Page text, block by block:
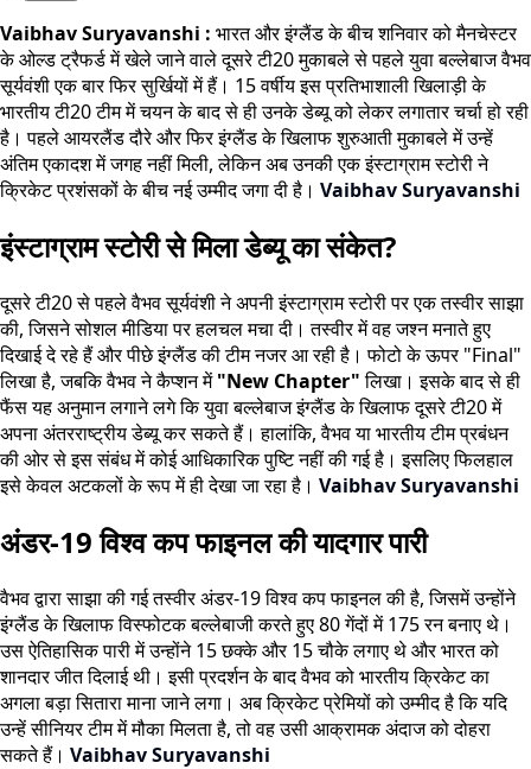
Vaibhav Suryavanshi : भारत और इंग्लैंड के बीच शनिवार को मैनचेस्टर
के ओल्ड ट्रैफर्ड में खेले जाने वाले दूसरे टी20 मुकाबले से पहले युवा बल्लेबाज वैभव
सूर्यवंशी एक बार फिर सुर्खियों में हैं। 15 वर्षीय इस प्रतिभाशाली खिलाड़ी के
भारतीय टी20 टीम में चयन के बाद से ही उनके डेब्यू को लेकर लगातार चर्चा हो रही
है। पहले आयरलैंड दौरे और फिर इंग्लैंड के खिलाफ शुरुआती मुकाबले में उन्हें
अंतिम एकादश में जगह नहीं मिली, लेकिन अब उनकी एक इंस्टाग्राम स्टोरी ने
क्रिकेट प्रशंसकों के बीच नई उम्मीद जगा दी है। Vaibhav Suryavanshi
इंस्टाग्राम स्टोरी से मिला डेब्यू का संकेत?
दूसरे टी20 से पहले वैभव सूर्यवंशी ने अपनी इंस्टाग्राम स्टोरी पर एक तस्वीर साझा
की, जिसने सोशल मीडिया पर हलचल मचा दी। तस्वीर में वह जश्न मनाते हुए
दिखाई दे रहे हैं और पीछे इंग्लैंड की टीम नजर आ रही है। फोटो के ऊपर "Final"
लिखा है, जबकि वैभव ने कैप्शन में"New Chapter"लिखा। इसके बाद से ही
फैंस यह अनुमान लगाने लगे कि युवा बल्लेबाज इंग्लैंड के खिलाफ दूसरे टी20 में
अपना अंतरराष्ट्रीय डेब्यू कर सकते हैं। हालांकि, वैभव या भारतीय टीम प्रबंधन
की ओर से इस संबंध में कोई आधिकारिक पुष्टि नहीं की गई है। इसलिए फिलहाल
इसे केवल अटकलों के रूप में ही देखा जा रहा है। Vaibhav Suryavanshi
अंडर-19 विश्व कप फाइनल की यादगार पारी
वैभव द्वारा साझा की गई तस्वीर अंडर-19 विश्व कप फाइनल की है, जिसमें उन्होंने
इंग्लैंड के खिलाफ विस्फोटक बल्लेबाजी करते हुए 80 गेंदों में 175 रन बनाए थे।
उस ऐतिहासिक पारी में उन्होंने 15 छक्के और 15 चौके लगाए थे और भारत को
शानदार जीत दिलाई थी। इसी प्रदर्शन के बाद वैभव को भारतीय क्रिकेट का
अगला बड़ा सितारा माना जाने लगा। अब क्रिकेट प्रेमियों को उम्मीद है कि यदि
उन्हें सीनियर टीम में मौका मिलता है, तो वह उसी आक्रामक अंदाज को दोहरा
सकते हैं। Vaibhav Suryavanshi